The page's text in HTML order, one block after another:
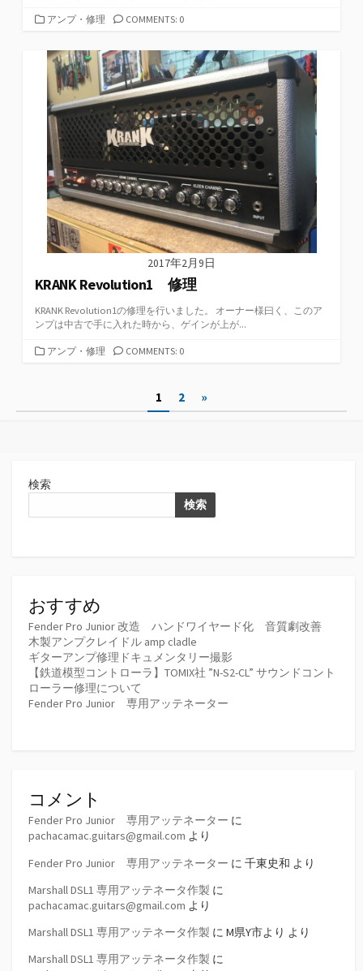
カ
ゴ
リ
ー
アンプ・修理 COMMENTS: 0
2017年2月9日
KRANK Revolution1 修理
KRANK Revolution1の修理を行いました。 オーナー様曰く、このア
ンプは中古で手に入れた時から、ゲインが上が...
カ
ー
アンプ・修理 COMMENTS: 0
ペ
り
1 2 »
検索
検索
おすすめ
Fender Pro Junior 改造 ハンドワイヤード化 音質劇改善
木製アンプクレイドル amp cladle
ギターアンプ修理ドキュメンタリー撮影
【鉄道模型コントローラ】TOMIX社 ”N-S2-CL” サウンドコント
ローラー修理について
Fender Pro Junior 専用アッテネーター
コメント
Fender Pro Junior 専用アッテネーター に
pachacamac.guitars@gmail.com より
Fender Pro Junior 専用アッテネーター に 千東史和 より
Marshall DSL1 専用アッテネータ作製 に
pachacamac.guitars@gmail.com より
Marshall DSL1 専用アッテネータ作製 に M県Y市より より
Marshall DSL1 専用アッテネータ作製 に